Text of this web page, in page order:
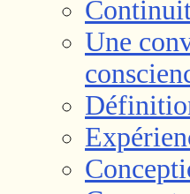
Une